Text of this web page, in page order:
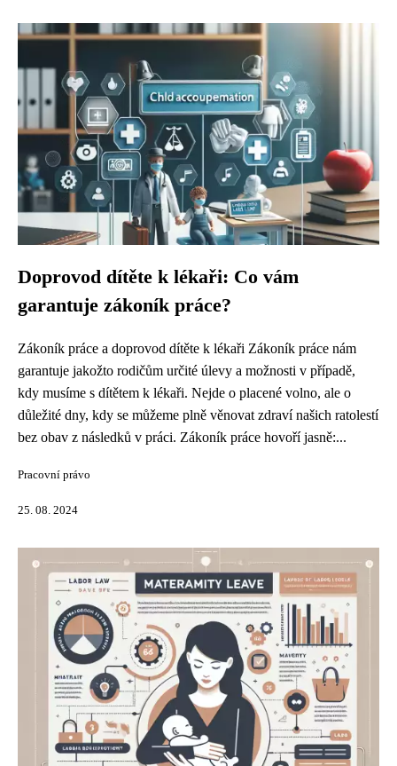
Doprovod dítěte k lékaři: Co vám
garantuje zákoník práce?
Zákoník práce a doprovod dítěte k lékaři Zákoník práce nám
garantuje jakožto rodičům určité úlevy a možnosti v případě,
kdy musíme s dítětem k lékaři. Nejde o placené volno, ale o
důležité dny, kdy se můžeme plně věnovat zdraví našich ratolestí
bez obav z následků v práci. Zákoník práce hovoří jasně:...
Pracovní právo
25. 08. 2024